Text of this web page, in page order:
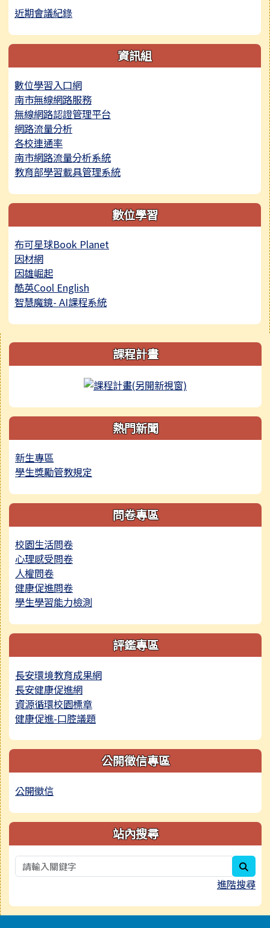
近期會議紀錄
資訊組
數位學習入口網
南市無線網路服務
無線網路認證管理平台
網路流量分析
各校連通率
南市網路流量分析系統
教育部學習載具管理系統
數位學習
布可星球Book Planet
因材網
因雄崛起
酷英Cool English
智慧魔鏡- AI課程系統
右邊區域內容 課程計畫
熱門新聞
新生專區
學生獎勵管教規定
問卷專區
校園生活問卷
心理感受問卷
人權問卷
健康促進問卷
學生學習能力檢測
評鑑專區
長安環境教育成果網
長安健康促進網
資源循環校園標章
健康促進-口腔議題
公開徵信專區
公開徵信
站內搜尋
進階搜尋